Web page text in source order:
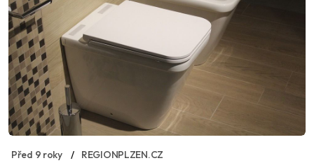
Před 9 roky REGIONPLZEN.CZ